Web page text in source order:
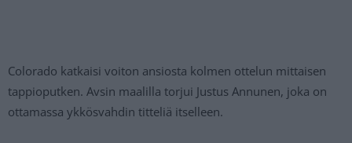
Colorado katkaisi voiton ansiosta kolmen ottelun mittaisen
tappioputken. Avsin maalilla torjui Justus Annunen, joka on
ottamassa ykkösvahdin titteliä itselleen.